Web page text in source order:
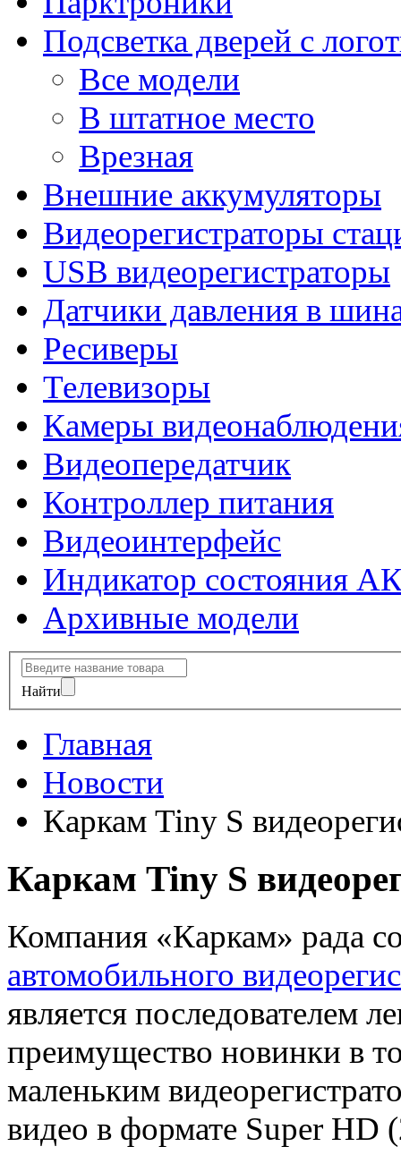
Подсветка дверей с
Все модели
В штатное место
Врезная
Внешние аккумуляторы
Видеорегистраторы
USB видеорегистраторы
Датчики давления в
Ресиверы
Телевизоры
Камеры
Видеопередатчик
Контроллер питания
Видеоинтерфейс
Индикатор состояния
Архивные модели
Найти
Главная
Новости
Каркам Tiny S
Каркам Tiny S
Компания «Каркам» рада
автомобильного
является последователем
преимущество новинки в
маленьким
видео в формате Super HD